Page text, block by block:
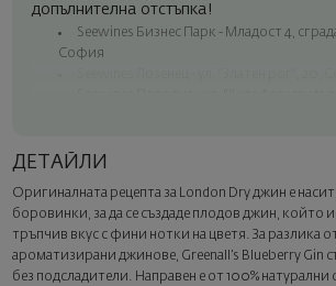
допълнителна отстъпка!
Seewines Бизнес Парк - Младост 4, сграда
София
Seewines Пловдив - ул. "Княз
Куриер на Seewines до адрес в рамките
Изненадайте със стил
Добавете луксозна подаръчна опаковка и
картичка с ваше пожелание. Изберете
следващата стъпка от поръчката.
ДЕТАЙЛИ
Оригиналната рецепта за London Dry джин е
боровинки, за да се създаде плодов джин, който
тръпчив вкус с фини нотки на цветя. За разлика
ароматизирани джинове, Greenall’s Blueberry Gin
без подсладители. Направен е от 100%